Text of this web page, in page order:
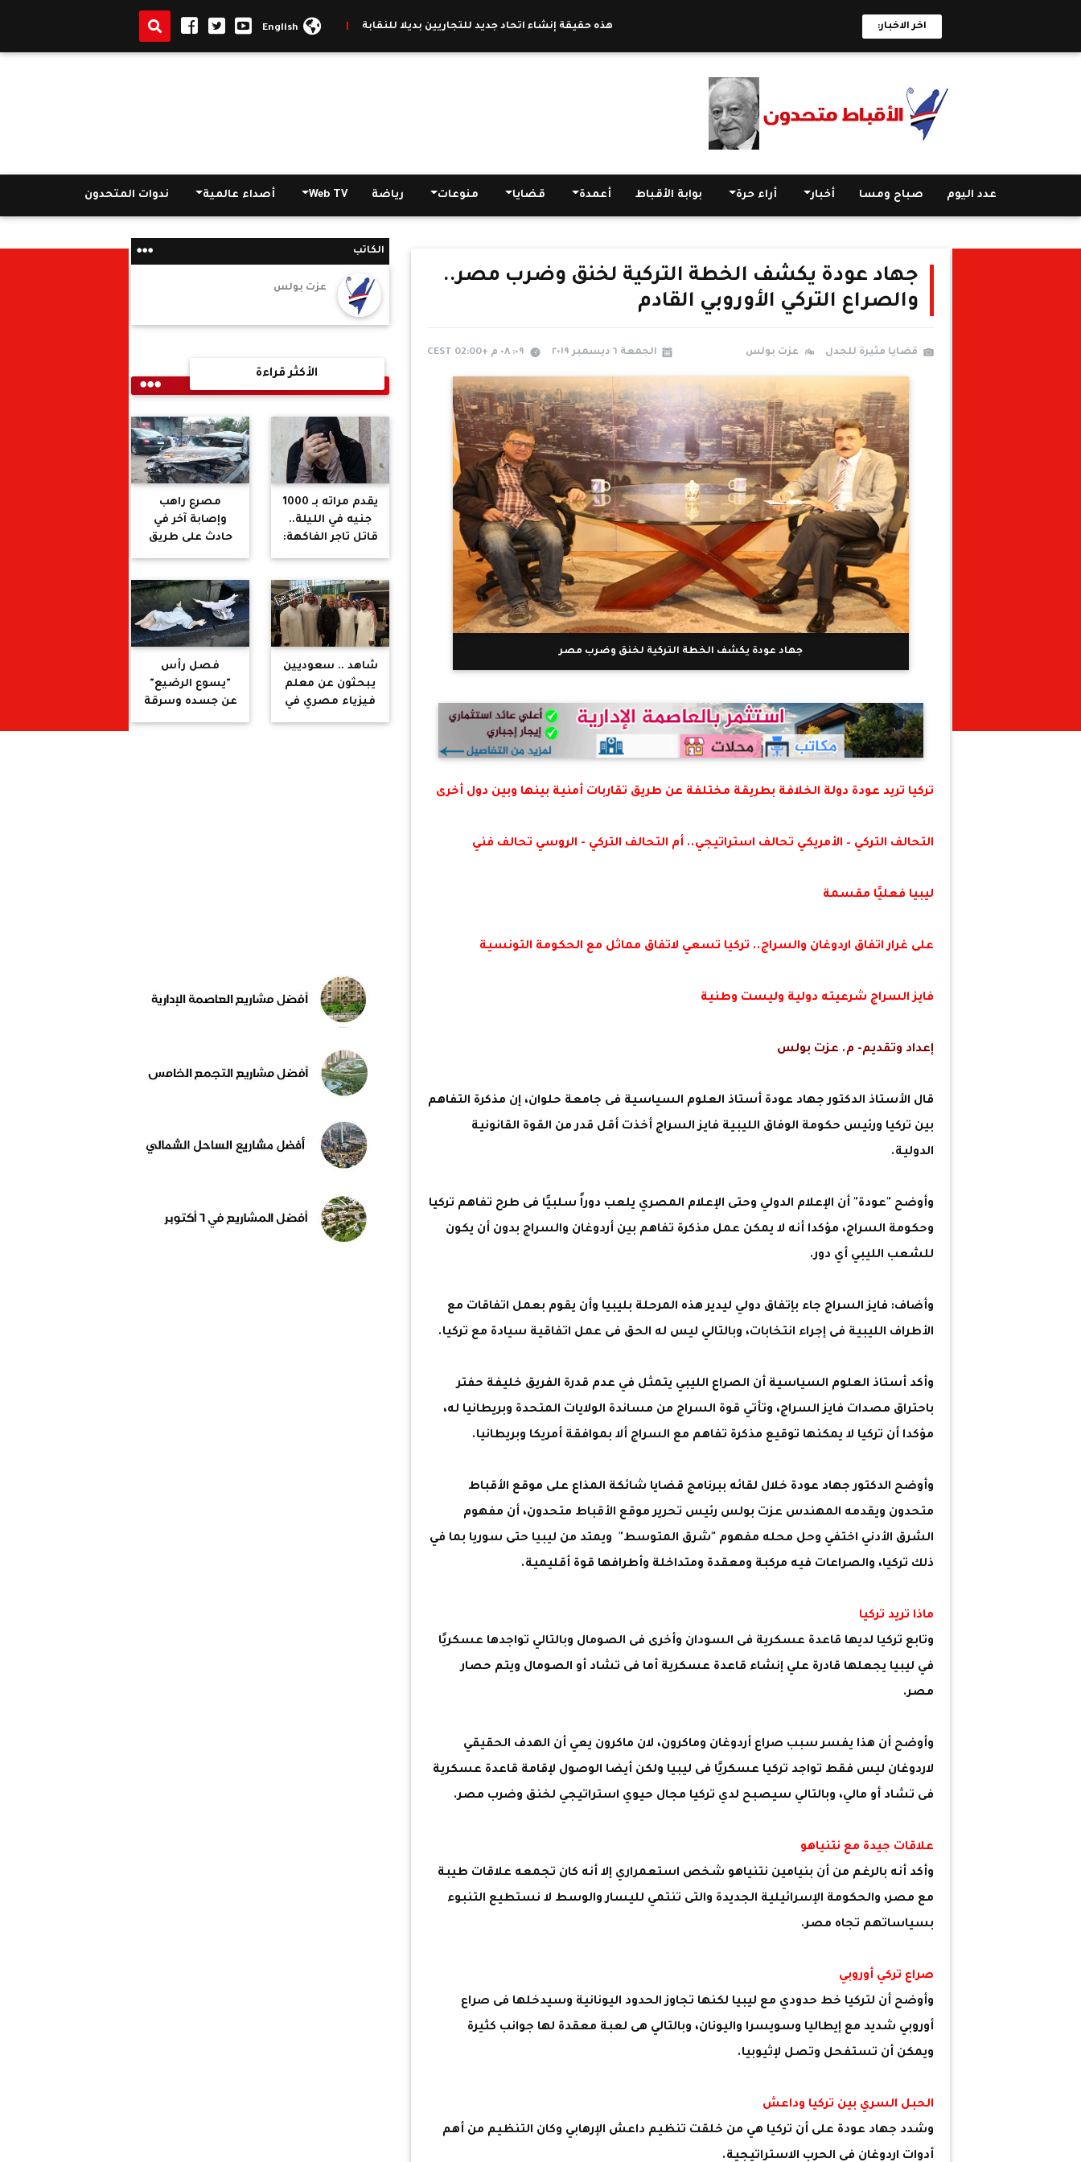
اخر الاخبار: هذه حقيقة إنشاء اتحاد جديد للتجاريين بديلا للنقابة | "الإسكندرية": لن نقيم سور خرساني على شاطئ الكورنيش
English
عدد اليوم صباح ومسا أخبار أراء حرة بوابة الأقباط أعمدة قضايا منوعات رياضة Web TV أصداء عالمية ندوات المتحدون
جهاد عودة يكشف الخطة التركية لخنق وضرب مصر..
والصراع التركي الأوروبي القادم
قضايا مثيرة للجدل عزت بولس الجمعة ٦ ديسمبر ٢٠١٩ ٠٩: ٠٨ م +02:00 CEST
جهاد عودة يكشف الخطة التركية لخنق وضرب مصر
تركيا تريد عودة دولة الخلافة بطريقة مختلفة عن طريق تقاربات أمنية بينها وبين دول أخرى
التحالف التركي – الأمريكي تحالف استراتيجي.. أم التحالف التركي - الروسي تحالف فني
ليبيا فعليًا مقسمة
على غرار اتفاق اردوغان والسراج.. تركيا تسعي لاتفاق مماثل مع الحكومة التونسية
فايز السراج شرعيته دولية وليست وطنية
إعداد وتقديم- م. عزت بولس
قال الأستاذ الدكتور جهاد عودة أستاذ العلوم السياسية فى جامعة حلوان، إن مذكرة التفاهم
بين تركيا ورئيس حكومة الوفاق الليبية فايز السراج أخذت أقل قدر من القوة القانونية
الدولية.
وأوضح "عودة" أن الإعلام الدولي وحتى الإعلام المصري يلعب دوراً سلبيًا فى طرح تفاهم تركيا
وحكومة السراج، مؤكدا أنه لا يمكن عمل مذكرة تفاهم بين أردوغان والسراج بدون أن يكون
للشعب الليبي أي دور.
وأضاف: فايز السراج جاء بإتفاق دولي ليدير هذه المرحلة بليبيا وأن يقوم بعمل اتفاقات مع
الأطراف الليبية فى إجراء انتخابات، وبالتالي ليس له الحق فى عمل اتفاقية سيادة مع تركيا.
وأكد أستاذ العلوم السياسية أن الصراع الليبي يتمثل في عدم قدرة الفريق خليفة حفتر
باحتراق مصدات فايز السراج، وتأتي قوة السراج من مساندة الولايات المتحدة وبريطانيا له،
مؤكدا أن تركيا لا يمكنها توقيع مذكرة تفاهم مع السراج ألا بموافقة أمريكا وبريطانيا.
وأوضح الدكتور جهاد عودة خلال لقائه ببرنامج قضايا شائكة المذاع على موقع الأقباط
متحدون ويقدمه المهندس عزت بولس رئيس تحرير موقع الأقباط متحدون، أن مفهوم
الشرق الأدني اختفي وحل محله مفهوم "شرق المتوسط" ويمتد من ليبيا حتى سوريا بما في
ذلك تركيا، والصراعات فيه مركبة ومعقدة ومتداخلة وأطرافها قوة أقليمية.
ماذا تريد تركيا
وتابع تركيا لديها قاعدة عسكرية فى السودان وأخرى فى الصومال وبالتالي تواجدها عسكريًا
في ليبيا يجعلها قادرة علي إنشاء قاعدة عسكرية أما فى تشاد أو الصومال ويتم حصار
مصر.
وأوضح أن هذا يفسر سبب صراع أردوغان وماكرون، لان ماكرون يعي أن الهدف الحقيقي
لاردوغان ليس فقط تواجد تركيا عسكريًا فى ليبيا ولكن أيضا الوصول لإقامة قاعدة عسكرية
فى تشاد أو مالي، وبالتالي سيصبح لدي تركيا مجال حيوي استراتيجي لخنق وضرب مصر.
علاقات جيدة مع نتنياهو
وأكد أنه بالرغم من أن بنيامين نتنياهو شخص استعمراري إلا أنه كان تجمعه علاقات طيبة
مع مصر، والحكومة الإسرائيلية الجديدة والتى تنتمي لليسار والوسط لا نستطيع التنبوء
بسياساتهم تجاه مصر.
صراع تركي أوروبي
وأوضح أن لتركيا خط حدودي مع ليبيا لكنها تجاوز الحدود اليونانية وسيدخلها فى صراع
أوروبي شديد مع إيطاليا وسويسرا واليونان، وبالتالي هى لعبة معقدة لها جوانب كثيرة
ويمكن أن تستفحل وتصل لإثيوبيا.
الحبل السري بين تركيا وداعش
وشدد جهاد عودة على أن تركيا هي من خلقت تنظيم داعش الإرهابي وكان التنظيم من أهم
أدوات اردوغان فى الحرب الاستراتيجية.
الكاتب
عزت بولس
الأكثر قراءة
يقدم مراته بـ 1000
جنيه في الليلة..
قاتل تاجر الفاكهة:
طمعت فى
مارس معايا
الجنس قدام جوزي
مصرع راهب
وإصابة آخر في
حادث على طريق
مصر إسكندرية
شاهد .. سعوديين
يبحثون عن معلم
فيزياء مصري في
فصل رأس
"يسوع الرضيع"
عن جسده وسرقة